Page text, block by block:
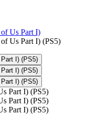
Us Part I)
Us Part I) (PS5)